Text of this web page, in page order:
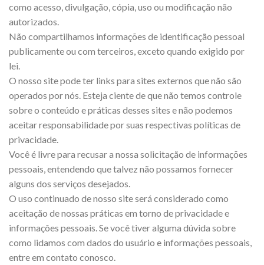
como acesso, divulgação, cópia, uso ou modificação não
autorizados.
Não compartilhamos informações de identificação pessoal
publicamente ou com terceiros, exceto quando exigido por
lei.
O nosso site pode ter links para sites externos que não são
operados por nós. Esteja ciente de que não temos controle
sobre o conteúdo e práticas desses sites e não podemos
aceitar responsabilidade por suas respectivas políticas de
privacidade.
Você é livre para recusar a nossa solicitação de informações
pessoais, entendendo que talvez não possamos fornecer
alguns dos serviços desejados.
O uso continuado de nosso site será considerado como
aceitação de nossas práticas em torno de privacidade e
informações pessoais. Se você tiver alguma dúvida sobre
como lidamos com dados do usuário e informações pessoais,
entre em contato conosco.